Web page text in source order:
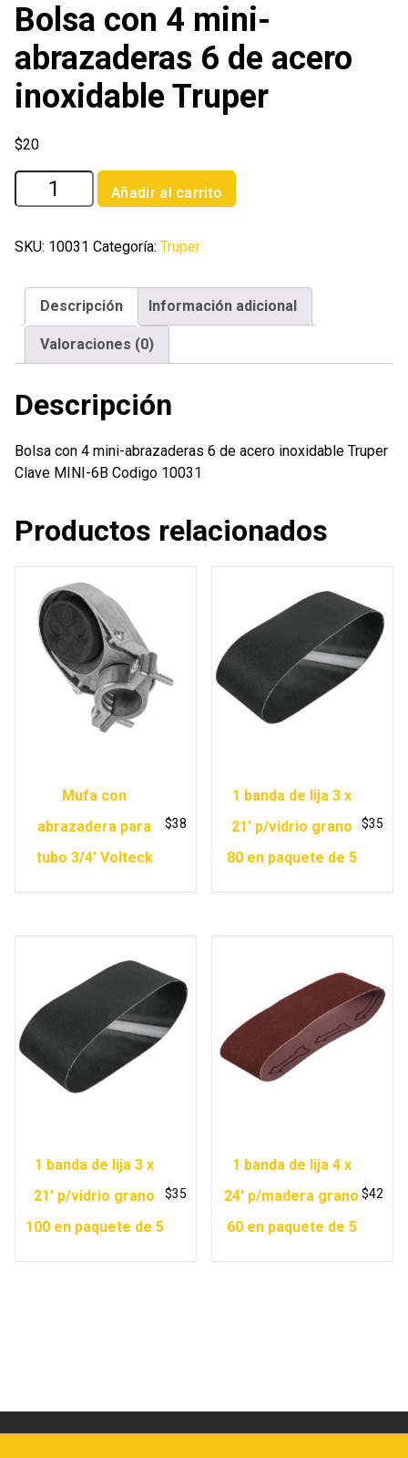
Bolsa con 4 mini-
abrazaderas 6 de acero
inoxidable Truper
$20
Bolsa
con
mini-
acero
inoxidable
cantidad
Añadir al carrito
SKU: 10031 Categoría: Truper
Descripción Información adicional
Valoraciones (0)
Descripción
Bolsa con 4 mini-abrazaderas 6 de acero inoxidable Truper
Clave MINI-6B Codigo 10031
Productos relacionados
Mufa con
abrazadera para
tubo 3/4′ Volteck
$38
1 banda de lija 3 x
21′ p/vidrio grano
80 en paquete de 5
$35
1 banda de lija 3 x
21′ p/vidrio grano
100 en paquete de 5
$35
1 banda de lija 4 x
24′ p/madera grano
60 en paquete de 5
$42